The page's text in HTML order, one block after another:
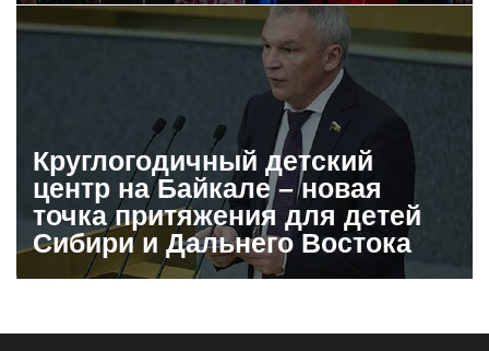
Круглогодичный детский
центр на Байкале – новая
точка притяжения для детей
Сибири и Дальнего Востока